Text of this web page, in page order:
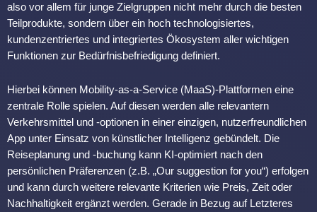
also vor allem für junge Zielgruppen nicht mehr durch die besten
Teilprodukte, sondern über ein hoch technologisiertes,
kundenzentriertes und integriertes Ökosystem aller wichtigen
Funktionen zur Bedürfnisbefriedigung definiert.
Hierbei können Mobility-as-a-Service (MaaS)-Plattformen eine
zentrale Rolle spielen. Auf diesen werden alle relevantern
Verkehrsmittel und -optionen in einer einzigen, nutzerfreundlichen
App unter Einsatz von künstlicher Intelligenz gebündelt. Die
Reiseplanung und -buchung kann KI-optimiert nach den
persönlichen Präferenzen (z.B. „Our suggestion for you“) erfolgen
und kann durch weitere relevante Kriterien wie Preis, Zeit oder
Nachhaltigkeit ergänzt werden. Gerade in Bezug auf Letzteres